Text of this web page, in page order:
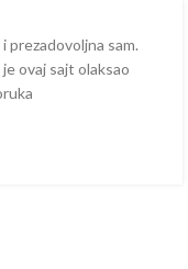
prezadovoljna sam.
ovaj sajt olaksao